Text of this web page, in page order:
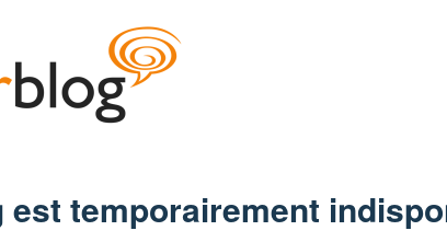
est temporairement